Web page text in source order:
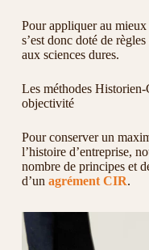
Pour appliquer au
s’est donc doté de
aux sciences dures.
Les méthodes
objectivité
Pour conserver un
l’histoire d’entreprise,
nombre de principes et
d’un agrément CIR.